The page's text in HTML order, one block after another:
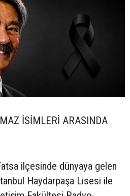
İSİMLERİ ARASINDA
ilçesinde dünyaya gelen
Haydarpaşa Lisesi ile